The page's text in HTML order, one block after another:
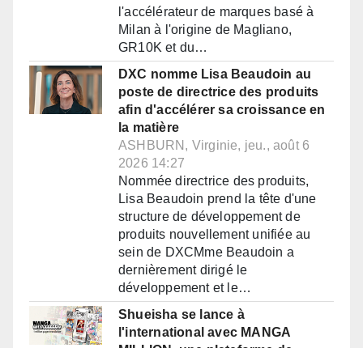
l'accélérateur de marques basé à
Milan à l'origine de Magliano,
GR10K et du…
DXC nomme Lisa Beaudoin au
poste de directrice des produits
afin d'accélérer sa croissance en
la matière
ASHBURN, Virginie, jeu., août 6
2026 14:27
Nommée directrice des produits,
Lisa Beaudoin prend la tête d'une
structure de développement de
produits nouvellement unifiée au
sein de DXCMme Beaudoin a
dernièrement dirigé le
développement et le…
Shueisha se lance à
l'international avec MANGA